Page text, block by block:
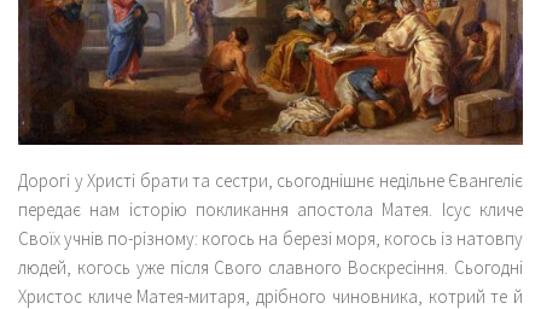
Дорогі у Христі брати та сестри, сьогоднішнє недільне Євангеліє
передає нам історію покликання апостола Матея. Ісус кличе
Своїх учнів по-різному: когось на березі моря, когось із натовпу
людей, когось уже після Свого славного Воскресіння. Сьогодні
Христос кличе Матея-митаря, дрібного чиновника, котрий те й